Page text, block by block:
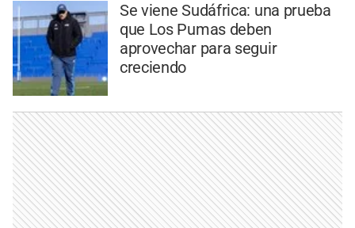
Se viene Sudáfrica: una prueba
que Los Pumas deben
aprovechar para seguir
creciendo